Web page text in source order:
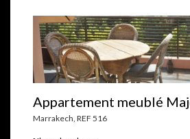
Appartement meublé
Marrakech, REF 516